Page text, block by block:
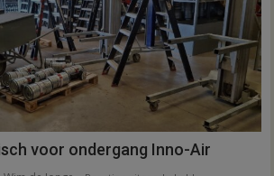
Sibculo
voor ondergang Inno-Air